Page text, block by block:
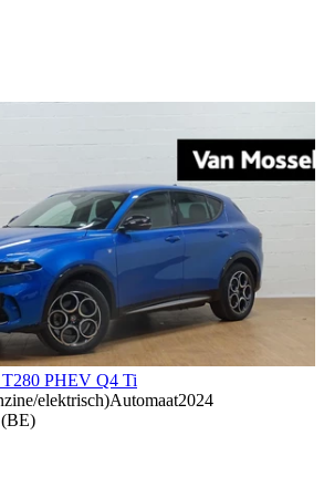
T280 PHEV Q4 Ti
elektrisch)Automaat2024
(BE)